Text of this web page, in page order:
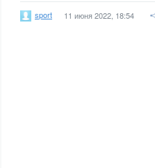
sport 11 июня 2022, 18:54